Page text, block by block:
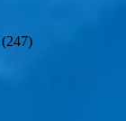
(247)